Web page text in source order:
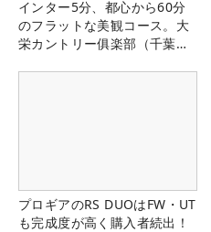
インター5分、都心から60分
のフラットな美観コース。大
栄カントリー俱楽部（千葉
プロギアのRS DUOはFW・UT
も完成度が高く購入者続出！